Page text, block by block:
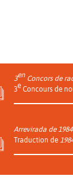
3en Concors de
3e Concours de
Arrevirada de1984
Traduction de